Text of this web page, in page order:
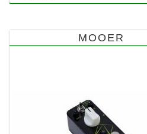
MOOER